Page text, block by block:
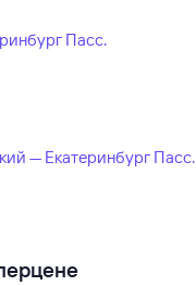
Пасс.
— Екатеринбург Пасс.